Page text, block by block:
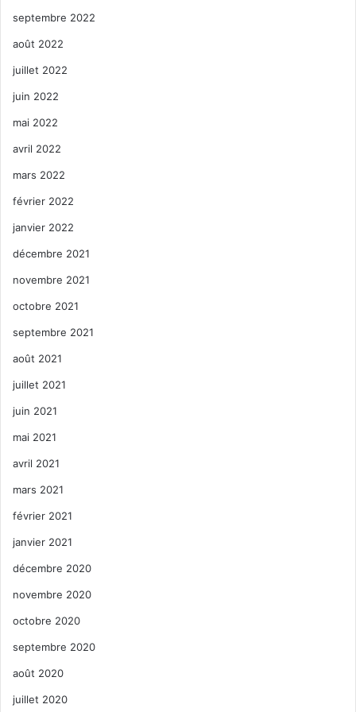
septembre 2022
août 2022
juillet 2022
juin 2022
mai 2022
avril 2022
mars 2022
février 2022
janvier 2022
décembre 2021
novembre 2021
octobre 2021
septembre 2021
août 2021
juillet 2021
juin 2021
mai 2021
avril 2021
mars 2021
février 2021
janvier 2021
décembre 2020
novembre 2020
octobre 2020
septembre 2020
août 2020
juillet 2020